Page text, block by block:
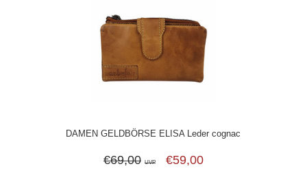
DAMEN GELDBÖRSE ELISA Leder cognac
€69,00 UVP €59,00